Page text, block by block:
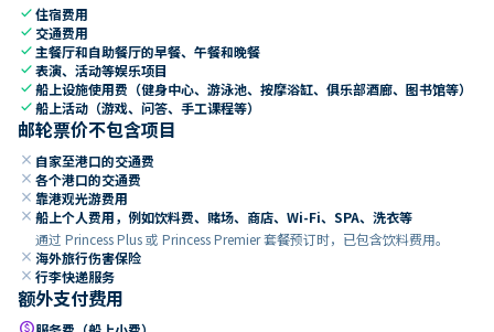
check住宿费用
check 交通费用
check 主餐厅和自助餐厅的早餐、午餐和晚餐
check表演、活动等娱乐项目
check船上设施使用费（健身中心、游泳池、按摩浴缸、俱乐部酒廊、图书馆等）
check船上活动（游戏、问答、手工课程等）
邮轮票价不包含项目
close 自家至港口的交通费
close 各个港口的交通费
close 靠港观光游费用
close 船上个人费用，例如饮料费、赌场、商店、Wi-Fi、SPA、洗衣等
通过 Princess Plus 或 Princess Premier 套餐预订时，已包含饮料费用。
close 海外旅行伤害保险
close 行李快递服务
额外支付费用